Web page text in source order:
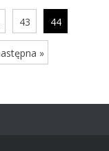
43 44
»